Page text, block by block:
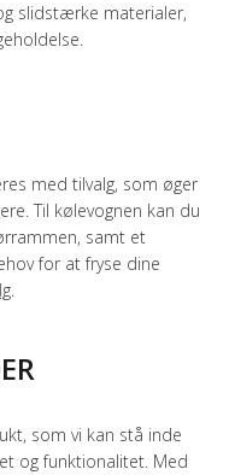
slidstærke materialer,
med tilvalg, som øger
Til kølevognen kan du
samt et
for at fryse dine
.
som vi kan stå inde
og funktionalitet. Med